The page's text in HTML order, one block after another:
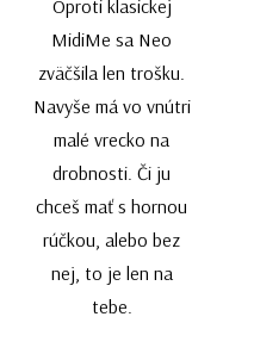
Oproti klasickej
MidiMe sa Neo
zväčšila len trošku.
Navyše má vo vnútri
malé vrecko na
drobnosti. Či ju
chceš mať s hornou
rúčkou, alebo bez
nej, to je len na
tebe.